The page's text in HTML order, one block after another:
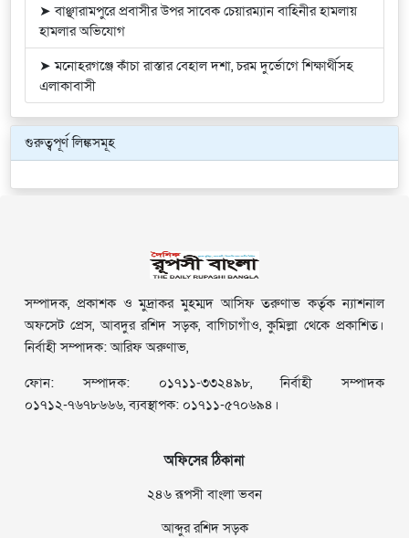
➤ বাঞ্ছারামপুরে প্রবাসীর উপর সাবেক চেয়ারম্যান বাহিনীর হামলায়
হামলার অভিযোগ
➤ মনোহরগঞ্জে কাঁচা রাস্তার বেহাল দশা, চরম দুর্ভোগে শিক্ষার্থীসহ
এলাকাবাসী
গুরুত্বপূর্ণ লিঙ্কসমূহ
সম্পাদক, প্রকাশক ও মুদ্রাকর মুহম্মদ আসিফ তরুণাভ কর্তৃক ন্যাশনাল
অফসেট প্রেস, আবদুর রশিদ সড়ক, বাগিচাগাঁও, কুমিল্লা থেকে প্রকাশিত।
নির্বাহী সম্পাদক: আরিফ অরুণাভ,
ফোন: সম্পাদক: ০১৭১১-৩৩২৪৯৮, নির্বাহী সম্পাদক
০১৭১২-৭৬৭৮৬৬৬, ব্যবস্থাপক: ০১৭১১-৫৭০৬৯৪।
অফিসের ঠিকানা
২৪৬ রূপসী বাংলা ভবন
আব্দুর রশিদ সড়ক